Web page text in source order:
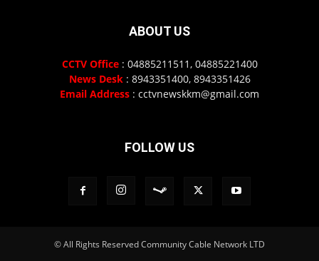
ABOUT US
CCTV Office: 04885211511, 04885221400
News Desk: 8943351400, 8943351426
Email Address : cctvnewskkm@gmail.com
FOLLOW US
© All Rights Reserved Community Cable Network LTD